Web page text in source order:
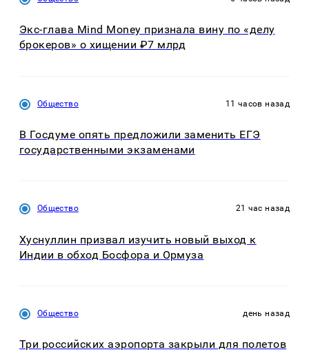
Экс-глава Mind Money признала вину по «делу
брокеров» о хищении ₽7 млрд
Общество 11 часов назад
В Госдуме опять предложили заменить ЕГЭ
государственными экзаменами
Общество 21 час назад
Хуснуллин призвал изучить новый выход к
Индии в обход Босфора и Ормуза
Общество день назад
Три российских аэропорта закрыли для полетов